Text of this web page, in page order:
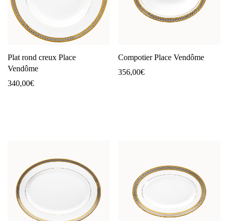
Plat rond creux Place
Vendôme
340,00€
Compotier Place Vendôme
356,00€